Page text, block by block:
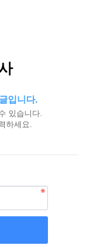
입니다.
있습니다.
하세요.